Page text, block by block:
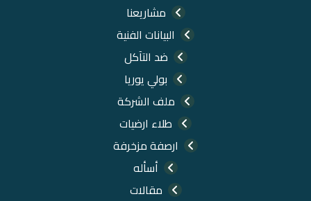
مشاريعنا
البيانات الفنية
ضد التآكل
بولي يوريا
ملف الشركة
طلاء ارضيات
ارصفة مزخرفة
أسأله
مقالات